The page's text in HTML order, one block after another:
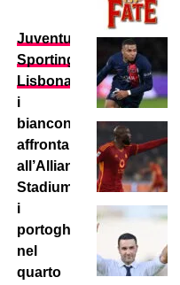
Juventus
Sporting
Lisbona
i
bianconeri
affrontano,
all’Allianz
Stadium,
i
portoghesi
nel
quarto